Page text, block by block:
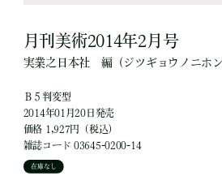
月刊美術2014年2月号
実業之日本社 編（ジツギョウノニホ
Ｂ５判変型
2014年01月20日発売
価格 1,927円（税込）
雑誌コード 03645-0200-14
在庫なし